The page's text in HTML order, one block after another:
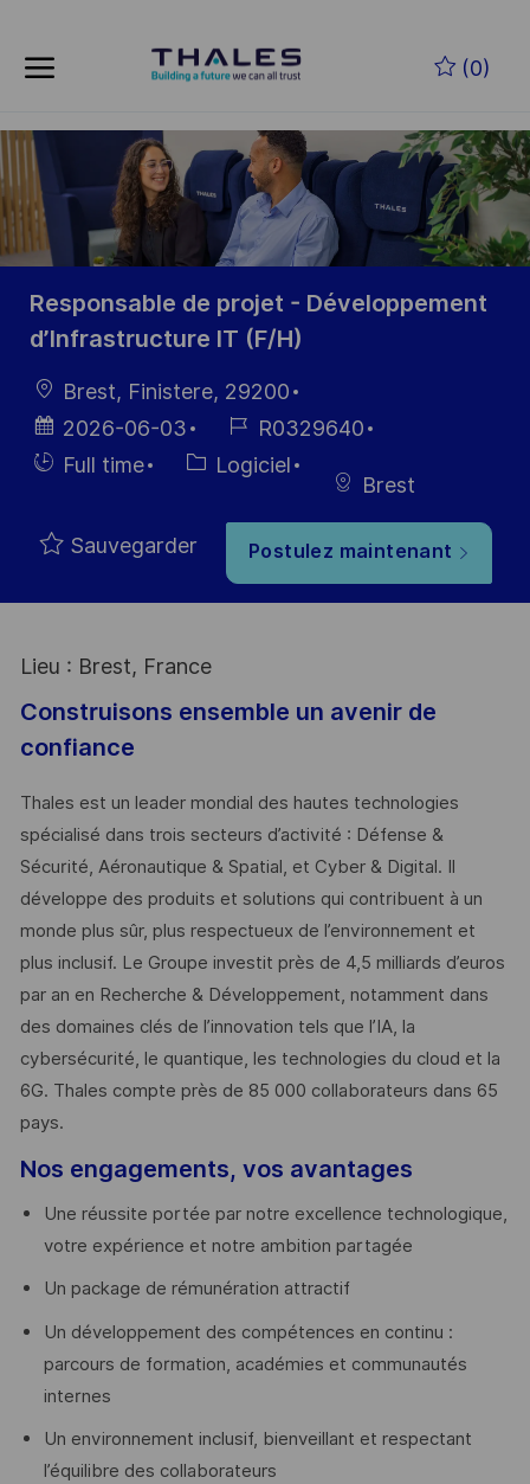
(0)
-
Responsable de projet - Développement
d’Infrastructure IT (F/H)
localisation
Brest, Finistere, 29200
Date
d’affichage
2026-06-03
Référence
du poste
R0329640
HiringFull time Catégorie
Logiciel
Brest
Sauvegarder Postulez maintenant
Lieu : Brest, France
Construisons ensemble un avenir de
confiance
Thales est un leader mondial des hautes technologies
spécialisé dans trois secteurs d’activité : Défense &
Sécurité, Aéronautique & Spatial, et Cyber & Digital. Il
développe des produits et solutions qui contribuent à un
monde plus sûr, plus respectueux de l’environnement et
plus inclusif. Le Groupe investit près de 4,5 milliards d’euros
par an en Recherche & Développement, notamment dans
des domaines clés de l’innovation tels que l’IA, la
cybersécurité, le quantique, les technologies du cloud et la
6G. Thales compte près de 85 000 collaborateurs dans 65
pays. ​
Nos engagements, vos avantages
Une réussite portée par notre excellence technologique,
votre expérience et notre ambition partagée
Un package de rémunération attractif
Un développement des compétences en continu :
parcours de formation, académies et communautés
internes
Un environnement inclusif, bienveillant et respectant
l’équilibre des collaborateurs